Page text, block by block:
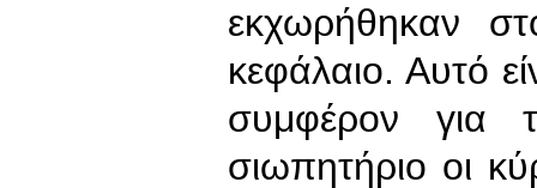
εκχωρήθηκαν
κεφάλαιο. Αυτό
συμφέρον για
σιωπητήριο οι